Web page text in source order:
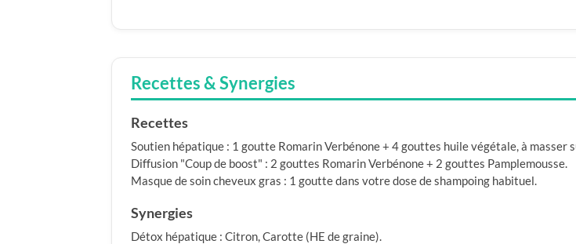
Recettes & Synergies
Recettes
Soutien hépatique : 1 goutte Romarin Verbénone + 4 gouttes huile végétale, à masser
Diffusion "Coup de boost" : 2 gouttes Romarin Verbénone + 2 gouttes Pamplemousse.
Masque de soin cheveux gras : 1 goutte dans votre dose de shampoing habituel.
Synergies
Détox hépatique : Citron, Carotte (HE de graine).